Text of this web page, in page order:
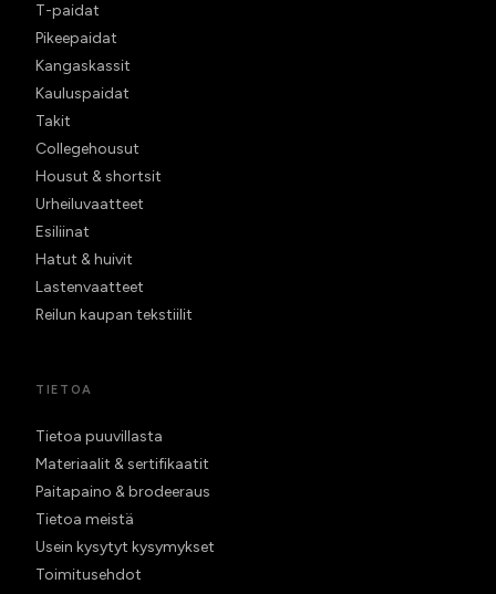
T-paidat
Pikeepaidat
Kangaskassit
Kauluspaidat
Takit
Collegehousut
Housut & shortsit
Urheiluvaatteet
Esiliinat
Hatut & huivit
Lastenvaatteet
Reilun kaupan tekstiilit
TIETOA
Tietoa puuvillasta
Materiaalit & sertifikaatit
Paitapaino & brodeeraus
Tietoa meistä
Usein kysytyt kysymykset
Toimitusehdot